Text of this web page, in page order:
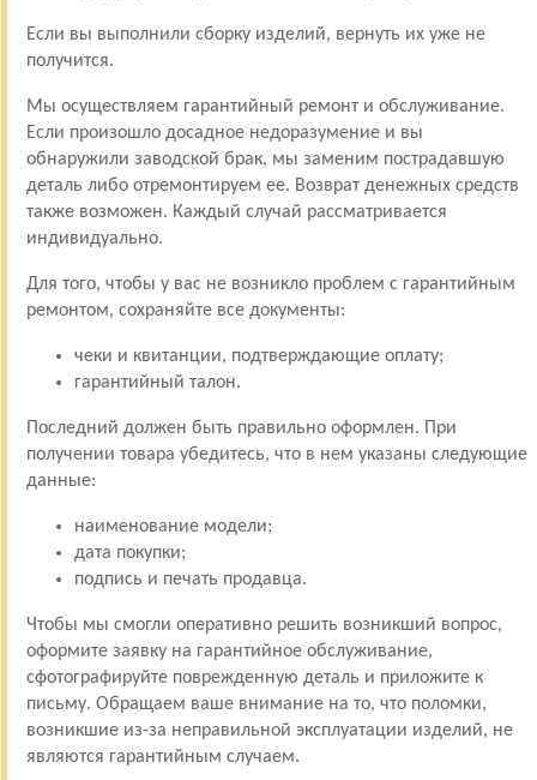
Если вы выполнили сборку изделий, вернуть их уже не
получится.
Мы осуществляем гарантийный ремонт и обслуживание.
Если произошло досадное недоразумение и вы
обнаружили заводской брак, мы заменим пострадавшую
деталь либо отремонтируем ее. Возврат денежных средств
также возможен. Каждый случай рассматривается
индивидуально.
Для того, чтобы у вас не возникло проблем с гарантийным
ремонтом, сохраняйте все документы:
чеки и квитанции, подтверждающие оплату;
гарантийный талон.
Последний должен быть правильно оформлен. При
получении товара убедитесь, что в нем указаны следующие
данные:
наименование модели;
дата покупки;
подпись и печать продавца.
Чтобы мы смогли оперативно решить возникший вопрос,
оформите заявку на гарантийное обслуживание,
сфотографируйте поврежденную деталь и приложите к
письму. Обращаем ваше внимание на то, что поломки,
возникшие из-за неправильной эксплуатации изделий, не
являются гарантийным случаем.